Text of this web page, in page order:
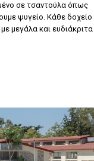
σε τσαντούλα όπως
ψυγείο. Κάθε δοχείο
μεγάλα και ευδιάκριτα